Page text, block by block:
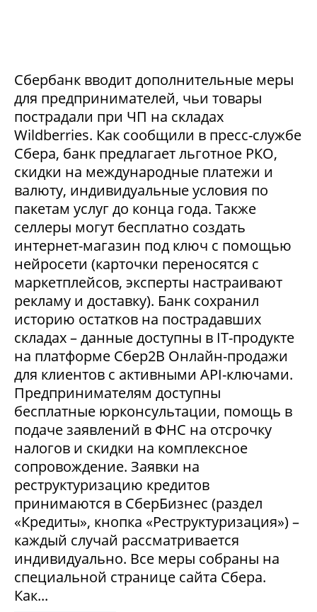
Сбербанк вводит дополнительные меры
для предпринимателей, чьи товары
пострадали при ЧП на складах
Wildberries. Как сообщили в пресс-службе
Сбера, банк предлагает льготное РКО,
скидки на международные платежи и
валюту, индивидуальные условия по
пакетам услуг до конца года. Также
селлеры могут бесплатно создать
интернет-магазин под ключ с помощью
нейросети (карточки переносятся с
маркетплейсов, эксперты настраивают
рекламу и доставку). Банк сохранил
историю остатков на пострадавших
складах – данные доступны в IT-продукте
на платформе Сбер2В Онлайн-продажи
для клиентов с активными API-ключами.
Предпринимателям доступны
бесплатные юрконсультации, помощь в
подаче заявлений в ФНС на отсрочку
налогов и скидки на комплексное
сопровождение. Заявки на
реструктуризацию кредитов
принимаются в СберБизнес (раздел
«Кредиты», кнопка «Реструктуризация») –
каждый случай рассматривается
индивидуально. Все меры собраны на
специальной странице сайта Сбера.
Как...